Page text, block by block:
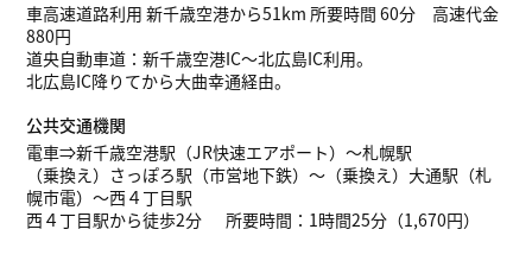
車高速道路利用 新千歳空港から51km 所要時間 60分 高速代金
880円
道央自動車道：新千歳空港IC～北広島IC利用。
北広島IC降りてから大曲幸通経由。
公共交通機関
電車⇒新千歳空港駅（JR快速エアポート）～札幌駅
（乗換え）さっぽろ駅（市営地下鉄）～（乗換え）大通駅（札
幌市電）～西４丁目駅
西４丁目駅から徒歩2分 所要時間：1時間25分（1,670円）